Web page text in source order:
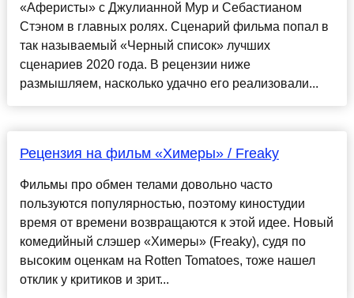
«Аферисты» с Джулианной Мур и Себастианом
Стэном в главных ролях. Сценарий фильма попал в
так называемый «Черный список» лучших
сценариев 2020 года. В рецензии ниже
размышляем, насколько удачно его реализовали...
Рецензия на фильм «Химеры» / Freaky
Фильмы про обмен телами довольно часто
пользуются популярностью, поэтому киностудии
время от времени возвращаются к этой идее. Новый
комедийный слэшер «Химеры» (Freaky), судя по
высоким оценкам на Rotten Tomatoes, тоже нашел
отклик у критиков и зрит...